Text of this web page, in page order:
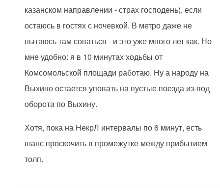
казанском направлении - страх господень), если
остаюсь в гостях с ночевкой. В метро даже не
пытаюсь там соваться - и это уже много лет как. Но
мне удобно: я в 10 минутах ходьбы от
Комсомольской площади работаю. Ну а народу на
Выхино остается уповать на пустые поезда из-под
оборота по Выхину.
Хотя, пока на НекрЛ интервалы по 6 минут, есть
шанс проскочить в промежутке между прибытием
толп.